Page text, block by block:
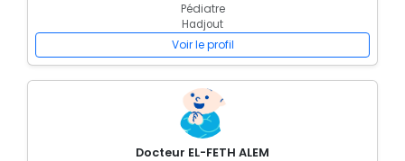
Pédiatre
Hadjout
Voir le profil
Docteur EL-FETH ALEM